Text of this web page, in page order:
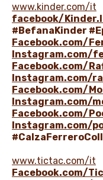
www.kinder.com/it
facebook/
#BefanaKinder
Facebook.com/
Instagram.com/
Facebook.com/
Instagram.com/
Facebook.com/
Instagram.com/
Facebook.com/
Instagram.com/
www.tictac.com/it
Facebook.com/